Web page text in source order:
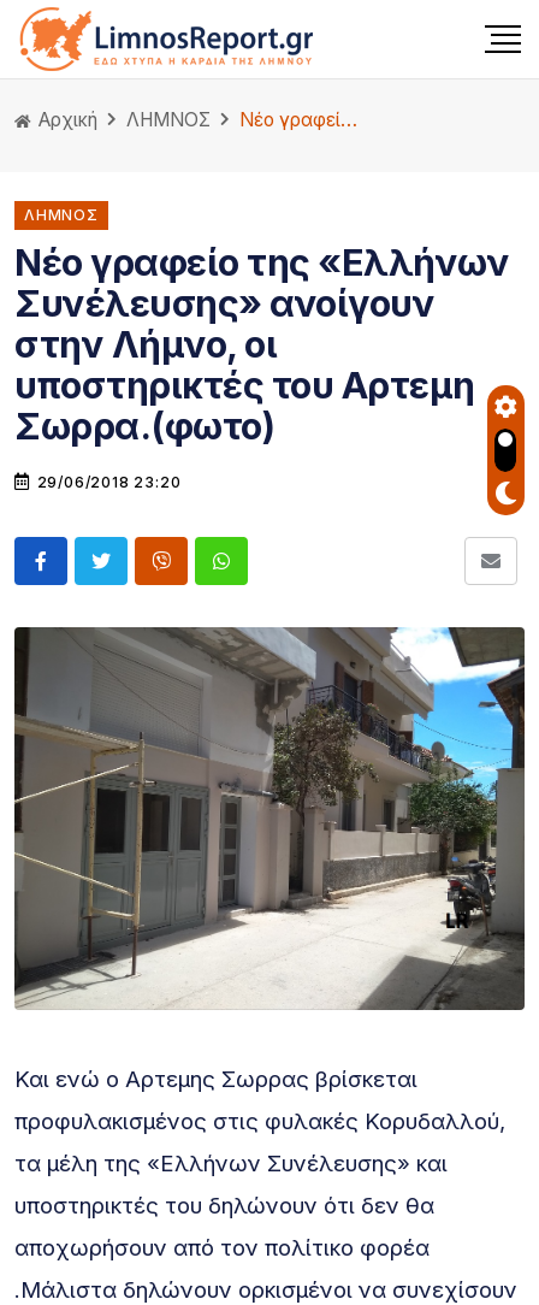
Αρχική ΛΗΜΝΟΣ Νέο γραφείο της «Ελλήνων Συνέλευσης» ανοίγουν στην Λήμνο, οι υποστηρικτές του Αρτεμη Σωρρα.(φωτο)
ΛΗΜΝΟΣ
Νέο γραφείο της «Ελλήνων
Συνέλευσης» ανοίγουν
στην Λήμνο, οι
υποστηρικτές του Αρτεμη
Σωρρα.(φωτο)
29/06/2018 23:20
Και ενώ ο Αρτεμης Σωρρας βρίσκεται
προφυλακισμένος στις φυλακές Κορυδαλλού,
τα μέλη της «Ελλήνων Συνέλευσης» και
υποστηρικτές του δηλώνουν ότι δεν θα
αποχωρήσουν από τον πολίτικο φορέα
.Μάλιστα δηλώνουν ορκισμένοι να συνεχίσουν